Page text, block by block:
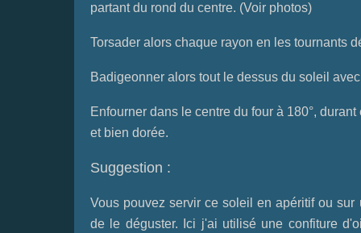
partant du rond du centre. (Voir photos)
Torsader alors chaque rayon en les tournants
Badigeonner alors tout le dessus du soleil
Enfourner dans le centre du four à 180°,
et bien dorée.
Suggestion :
Vous pouvez servir ce soleil en apéritif ou
de le déguster. Ici j'ai utilisé une confiture